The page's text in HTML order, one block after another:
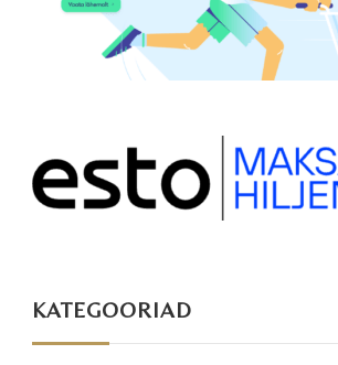
KATEGOORIAD